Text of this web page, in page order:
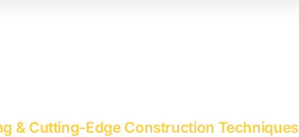
& Cutting-Edge Construction Techniques